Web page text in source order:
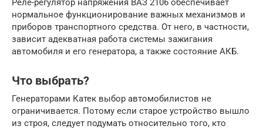
Реле-регулятор напряжения ВАЗ 2106 обеспечивает
нормальное функционирование важных механизмов и
приборов транспортного средства. От него, в частности,
зависит адекватная работа системы зажигания
автомобиля и его генератора, а также состояние АКБ.
Что выбрать?
Генераторами Катек выбор автомобилистов не
ограничивается. Потому если старое устройство вышло
из строя, следует подумать относительно того, кто